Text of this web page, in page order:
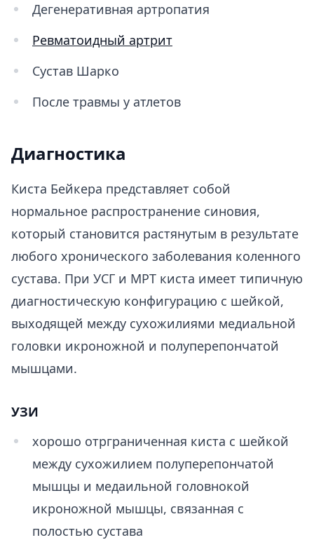
Дегенеративная артропатия
Ревматоидный артрит
Сустав Шарко
После травмы у атлетов
Диагностика
Киста Бейкера представляет собой
нормальное распространение синовия,
который становится растянутым в результате
любого хронического заболевания коленного
сустава. При УСГ и МРТ киста имеет типичную
диагностическую конфигурацию с шейкой,
выходящей между сухожилиями медиальной
головки икроножной и полуперепончатой
мышцами.
УЗИ
хорошо отрграниченная киста с шейкой
между сухожилием полуперепончатой
мышцы и медаильной головнокой
икроножной мышцы, связанная с
полостью сустава